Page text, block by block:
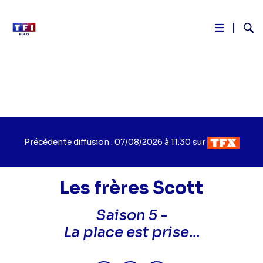
Précédente diffusion : 07/08/2026 à 11:30 sur
Les frères Scott
Saison 5 -
La place est prise...